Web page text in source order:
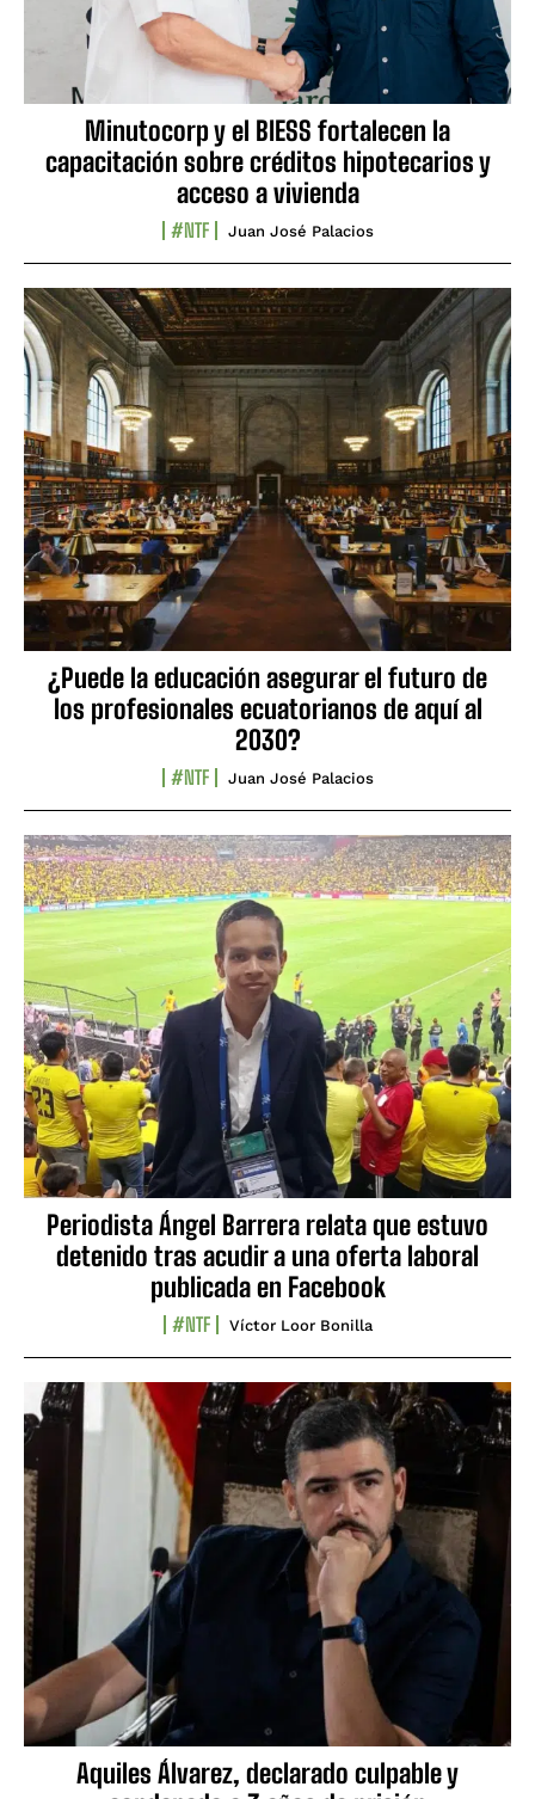
Minutocorp y el BIESS fortalecen la
capacitación sobre créditos hipotecarios y
acceso a vivienda
#NTF Juan José Palacios
¿Puede la educación asegurar el futuro de
los profesionales ecuatorianos de aquí al
2030?
#NTF Juan José Palacios
Periodista Ángel Barrera relata que estuvo
detenido tras acudir a una oferta laboral
publicada en Facebook
#NTF Víctor Loor Bonilla
Aquiles Álvarez, declarado culpable y